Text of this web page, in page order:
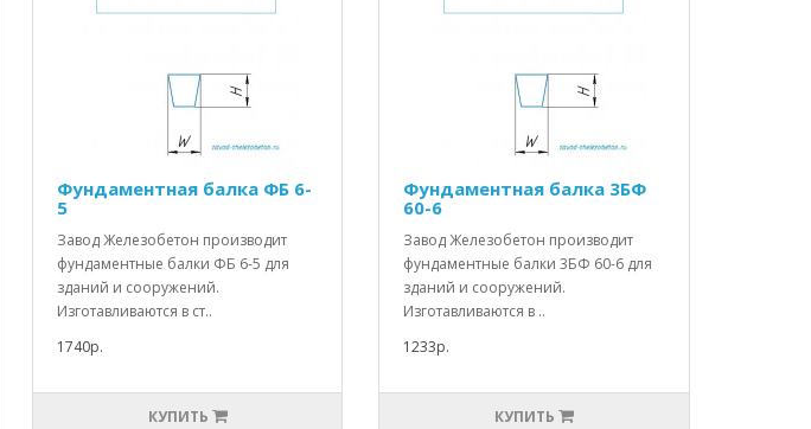
Фундаментная балка ФБ 6-
5
Завод Железобетон производит
фундаментные балки ФБ 6-5 для
зданий и сооружений.
Изготавливаются в ст..
1740р.
КУПИТЬ
Фундаментная балка 3БФ
60-6
Завод Железобетон производит
фундаментные балки 3БФ 60-6 для
зданий и сооружений.
Изготавливаются в ..
1233р.
КУПИТЬ